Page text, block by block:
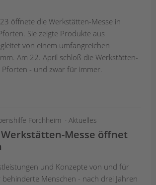
öffnete die Werkstätten-Messe in
Sie zeigte Produkte aus
von einem umfangreichen
Am 22. April schloß die Werkstätten-
Pforten - und zwar für immer.
Forchheim Aktuelles
Messe öffnet
und Konzepte von und für
Menschen - nach drei Jahren